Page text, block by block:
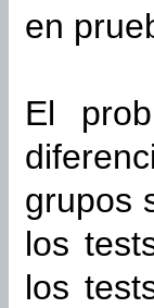
en
El
grupos
los
los